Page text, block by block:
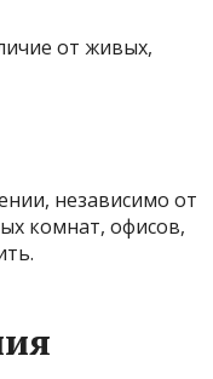
от живых,
независимо от
комнат, офисов,